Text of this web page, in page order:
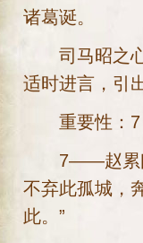
诸葛诞。
司马昭之心
适时进言，引
重要性：7
7——赵累曰
不弃此孤城，
此。”